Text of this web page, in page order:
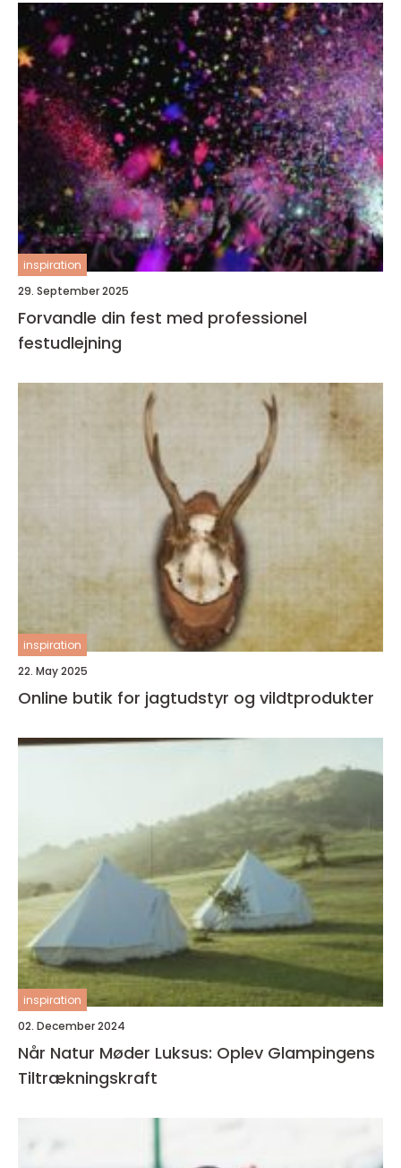
inspiration
29. September 2025
Forvandle din fest med professionel
festudlejning
inspiration
22. May 2025
Online butik for jagtudstyr og vildtprodukter
inspiration
02. December 2024
Når Natur Møder Luksus: Oplev Glampingens
Tiltrækningskraft